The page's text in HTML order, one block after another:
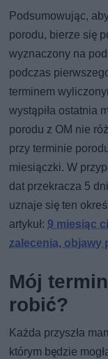
Podsumowując,
porodu, bierze się
wyznaczony na
podczas
terminem
wystąpiła ostatnia
porodu z OM nie
przy terminie
miesiączki. W
dat przekracza 5
uznaje się ten
artykuł: 9 miesiąc
zalecenia, objawy
Mój
robić?
Każda przyszła
którym będzie